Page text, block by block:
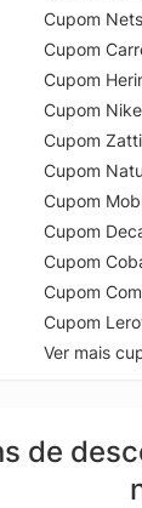
Cupom
Cupom
Cupom
Cupom Nike
Cupom
Cupom
Cupom
Cupom
Cupom
Cupom
Cupom
Ver mais
de